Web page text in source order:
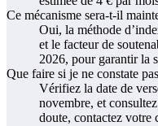
Ce mécanisme sera-t-il
Oui, la méthode
et le facteur de
2026, pour garantir la
Que faire si je ne constate
Vérifiez la date de
novembre, et
doute, contactez votre